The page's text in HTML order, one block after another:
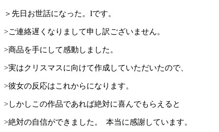
＞先日お世話になった。Iです。
>ご連絡遅くなりまして申し訳ございません。
>商品を手にして感動しました。
>実はクリスマスに向けて作成していただいたので、
>彼女の反応はこれからになります。
>しかしこの作品であれば絶対に喜んでもらえると
>絶対の自信ができました。 本当に感謝しています。